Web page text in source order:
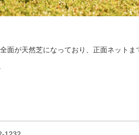
面が天然芝になっており、正面ネット